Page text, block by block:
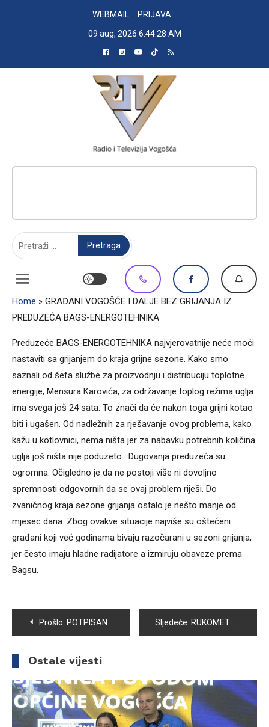
WEBMAIL
PRIJAVA
09 aug, 2026 6:44:29 AM
Home » GRAĐANI VOGOŠĆE I DALJE BEZ GRIJANJA IZ
PREDUZEĆA BAGS-ENERGOTEHNIKA
Preduzeće BAGS-ENERGOTEHNIKA najvjerovatnije neće moći
nastaviti sa grijanjem do kraja grijne sezone. Kako smo
saznali od šefa službe za proizvodnju i distribuciju toplotne
energije, Mensura Karovića, za održavanje toplog režima uglja
ima svega još 24 sata. To znači da će nakon toga grijni kotao
biti i ugašen. Od nadležnih za rješavanje ovog problema, kako
kažu u kotlovnici, nema ništa jer za nabavku potrebnih količina
uglja još ništa nije poduzeto. Dugovanja preduzeća su
ogromna. Očigledno je da ne postoji više ni dovoljno
spremnosti odgovornih da se ovaj problem riješi. Do
zvaničnog kraja sezone grijanja ostalo je nešto manje od
mjesec dana. Zbog ovakve situacije najviše su oštećeni
građani koji već godinama bivaju razočarani u sezoni grijanja,
jer često imaju hladne radijatore a izmiruju obaveze prema
Bagsu.
Navigacija
članaka
Prošlo: POTPISAN UGOVOR ZA PROJEKTE U OBLASTI PLASTENIČKE PROIZVODNJE Sljedeće: RUKOMET: RK VOGOŠĆA ZABILJEŽILA OSMU POBJEDU, POBIJEDILI I VISOČKU BOSNU
Ostale vijesti